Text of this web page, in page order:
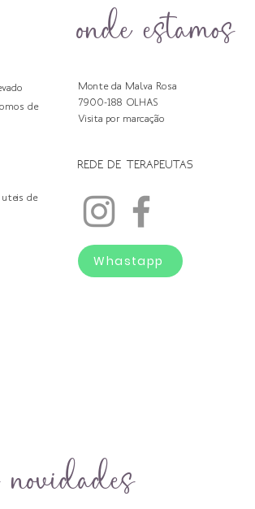
de
uteis de
onde estamos
Monte da Malva Rosa
7900-188 OLHAS
Visita por marcação
REDE DE TERAPEUTAS
Whastapp